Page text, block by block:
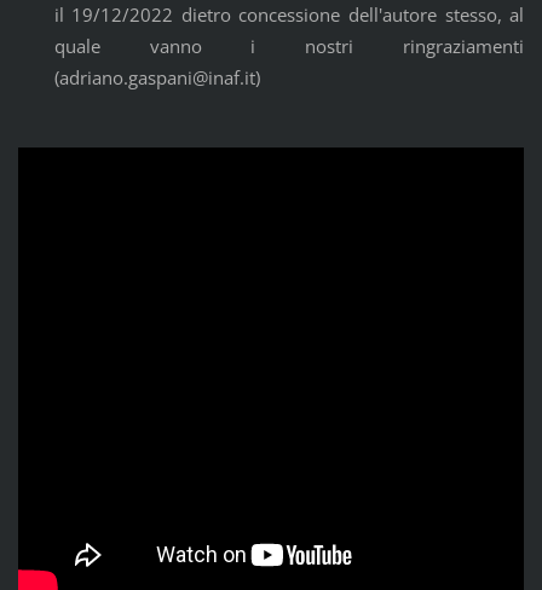
il 19/12/2022 dietro concessione dell'autore stesso, al
quale vanno i nostri ringraziamenti
(adriano.gaspani@inaf.it)